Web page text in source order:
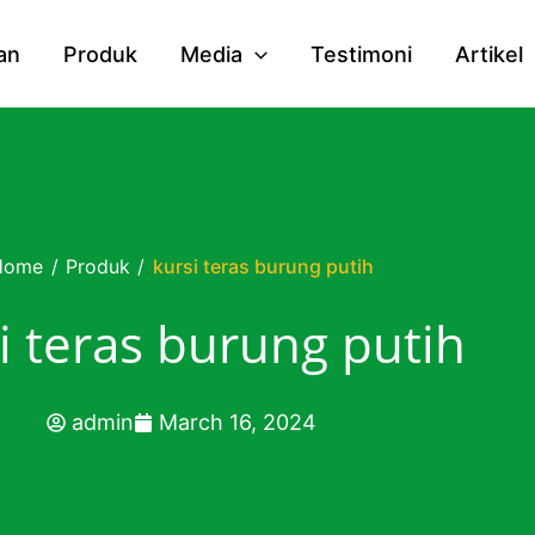
Produk Media Testimoni Artikel
/ Produk / kursi teras burung putih
teras burung putih
admin March 16, 2024